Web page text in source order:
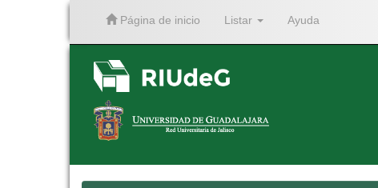
Página de inicio Listar Ayuda